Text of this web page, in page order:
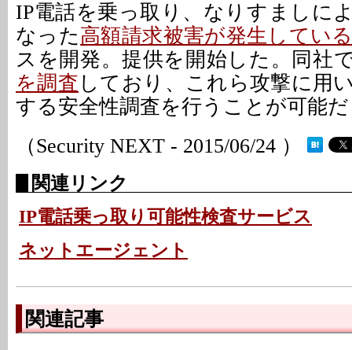
IP電話を乗っ取り、なりすましに
なった高額請求被害が発生してい
スを開発。提供を開始した。同社
を調査 しており、これら攻撃に用
する安全性調査を行うことが可能
（Security NEXT - 2015/06/24 ）
関連リンク
IP電話乗っ取り可能性検査サービス
ネットエージェント
関連記事